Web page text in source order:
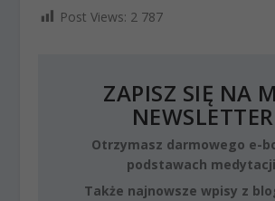
Post Views: 2 787
ZAPISZ SIĘ NA
NEWSLETTER
Otrzymasz darmowego e-
podstawach
Także najnowsze wpisy z